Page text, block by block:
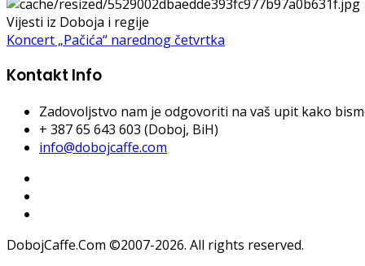
Vijesti iz Doboja i regije
Koncert „Pačića“ narednog četvrtka
Kontakt Info
Zadovoljstvo nam je odgovoriti na vaš upit kako
+ 387 65 643 603 (Doboj, BiH)
info@dobojcaffe.com
DobojCaffe.Com ©2007-2026. All rights reserved.